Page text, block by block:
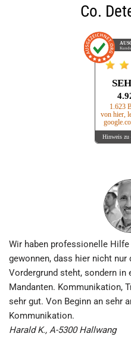
Co.
1.623
von hier,
Hinweis zu
Wir haben professionelle
gewonnen, dass hier nicht
Vordergrund steht, sondern in
Mandanten. Kommunikation,
sehr gut. Von Beginn an sehr
Kommunikation.
Harald K., A-5300 Hallwang